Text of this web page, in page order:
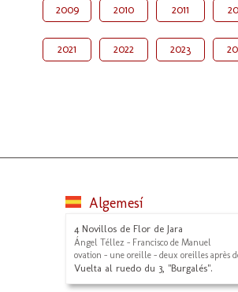
2009 2010 2011
2021 2022 2023
Algemesí
4 Novillos de Flor de Jara
Ángel Téllez - Francisco de Manuel
ovation - une oreille - deux oreilles après
Vuelta al ruedo du 3, "Burgalés".